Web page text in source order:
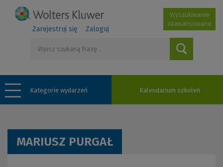
Zarejestruj się Zaloguj
Wyszukiwanie
zaawansowane
Kategorie wydarzeń Kalendarium szkoleń
MARIUSZ PURGAŁ